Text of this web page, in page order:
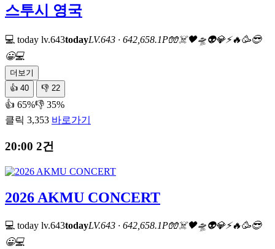
스투시 영국
💻 today lv.643todayLV.643 · 642,658.1P🧤☠️🖤🛸👽💎⚡🔥🥳😎
😀💻
더보기
👍 40 👎 22
👍 65%👎 35%
클릭 3,353 바로가기
20:00 2건
2026 AKMU CONCERT
💻 today lv.643todayLV.643 · 642,658.1P🧤☠️🖤🛸👽💎⚡🔥🥳😎
😀💻